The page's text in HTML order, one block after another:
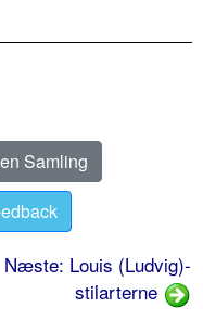
Samling
Næste: Louis (Ludvig)-
stilarterne